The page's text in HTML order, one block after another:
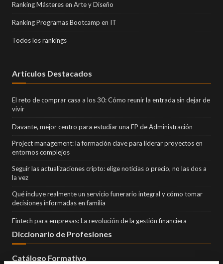
Ranking Másteres en Arte y Diseño
Ranking Programas Bootcamp en IT
Todos los rankings
Artículos Destacados
El reto de comprar casa a los 30: Cómo reunir la entrada sin dejar de
vivir
Davante, mejor centro para estudiar una FP de Administración
Project management: la formación clave para liderar proyectos en
entornos complejos
Seguir las actualizaciones cripto: elige noticias o precio, no las dos a
la vez
Qué incluye realmente un servicio funerario integral y cómo tomar
decisiones informadas en familia
Fintech para empresas: La revolución de la gestión financiera
Diccionario de Profesiones
Catálogo Formativo